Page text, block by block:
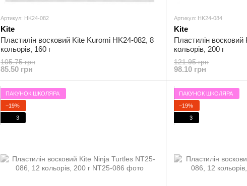
Артикул: HK24-082
Kite
Пластилін восковий Kite Kuromi HK24-082, 8
кольорів, 160 г
105.75 грн
85.50 грн
Артикул: HK24-084
Kite
Пластилін
кольорів, 200 г
121.95 грн
98.10 грн
ПАКУНОК ШКОЛЯРА
−19%
3
ПАКУНОК ШКОЛЯРА
−19%
3